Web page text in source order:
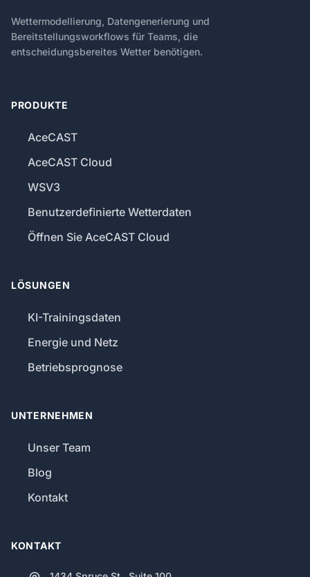
Wettermodellierung, Datengenerierung und
Bereitstellungsworkflows für Teams, die
entscheidungsbereites Wetter benötigen.
PRODUKTE
AceCAST
AceCAST Cloud
WSV3
Benutzerdefinierte Wetterdaten
Öffnen Sie AceCAST Cloud
LÖSUNGEN
KI-Trainingsdaten
Energie und Netz
Betriebsprognose
UNTERNEHMEN
Unser Team
Blog
Kontakt
KONTAKT